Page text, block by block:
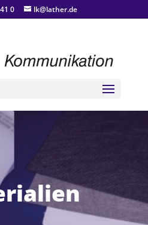
0 lk@lather.de